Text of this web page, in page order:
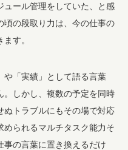
ュール管理をしていた、と感
頃の段取り力は、今の仕事の
す。
や「実績」として語る言葉
。しかし、複数の予定を同時
ぬトラブルにもその場で対応
られるマルチタスク能力そ
事の言葉に置き換えるだけ